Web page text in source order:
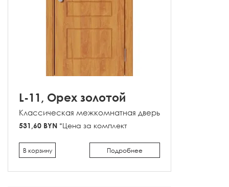
L-11, Орех золотой
Классическая межкомнатная дверь
531,60 BYN *Цена за комплект
Подробнее
В корзину